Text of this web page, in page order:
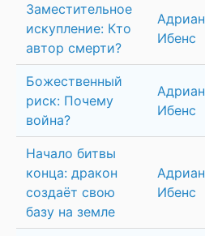
Заместительное
искупление: Кто
автор смерти?
Адриан
Ибенс
Божественный
риск: Почему
война?
Адриан
Ибенс
Начало битвы
конца: дракон
создаёт свою
базу на земле
Адриан
Ибенс